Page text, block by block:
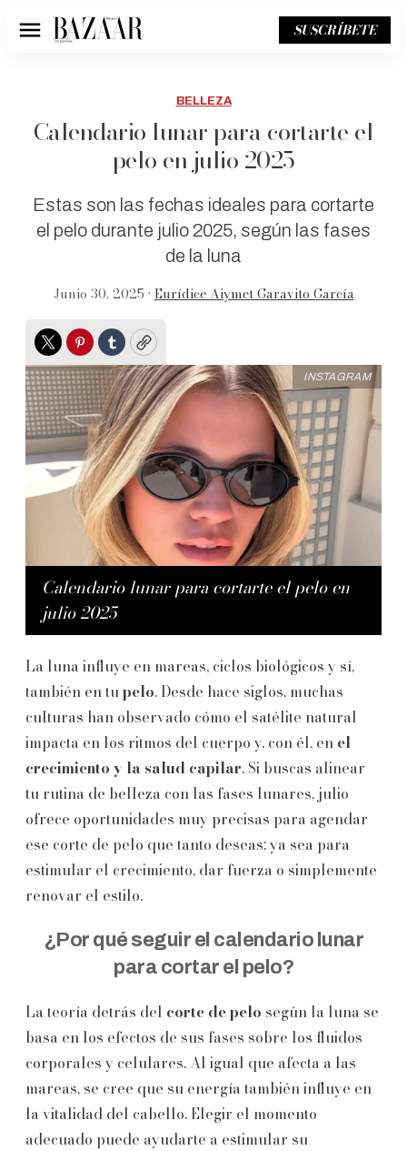
Menú SUSCRÍBETE
BELLEZA
Calendario lunar para cortarte el
pelo en julio 2025
Estas son las fechas ideales para cortarte
el pelo durante julio 2025, según las fases
de la luna
Junio 30, 2025 • Eurídice Aiymet Garavito García
TwitterPinterest
TumblrCopy
Calendario lunar para cortarte el pelo en
julio 2025
INSTAGRAM
La luna influye en mareas, ciclos biológicos y sí,
también en tupelo. Desde hace siglos, muchas
culturas han observado cómo el satélite natural
impacta en los ritmos del cuerpo y, con él, en el
crecimiento y la salud capilar. Si buscas alinear
tu rutina de belleza con las fases lunares, julio
ofrece oportunidades muy precisas para agendar
ese corte de pelo que tanto deseas: ya sea para
estimular el crecimiento, dar fuerza o simplemente
renovar el estilo.
¿Por qué seguir el calendario lunar
para cortar el pelo?
La teoría detrás del corte de pelo según la luna se
basa en los efectos de sus fases sobre los fluidos
corporales y celulares. Al igual que afecta a las
mareas, se cree que su energía también influye en
la vitalidad del cabello. Elegir el momento
adecuado puede ayudarte a estimular su